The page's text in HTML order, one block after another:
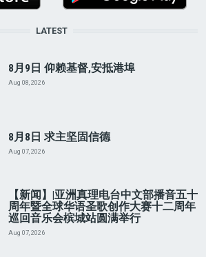
LATEST
8月9日 仰赖基督,安抵港埠
Aug 08, 2026
8月8日 求主坚固信德
Aug 07, 2026
【新闻】|亚洲真理电台中文部播音五十
周年暨全球华语圣歌创作大赛十二周年
巡回音乐会槟城站圆满举行
Aug 07, 2026